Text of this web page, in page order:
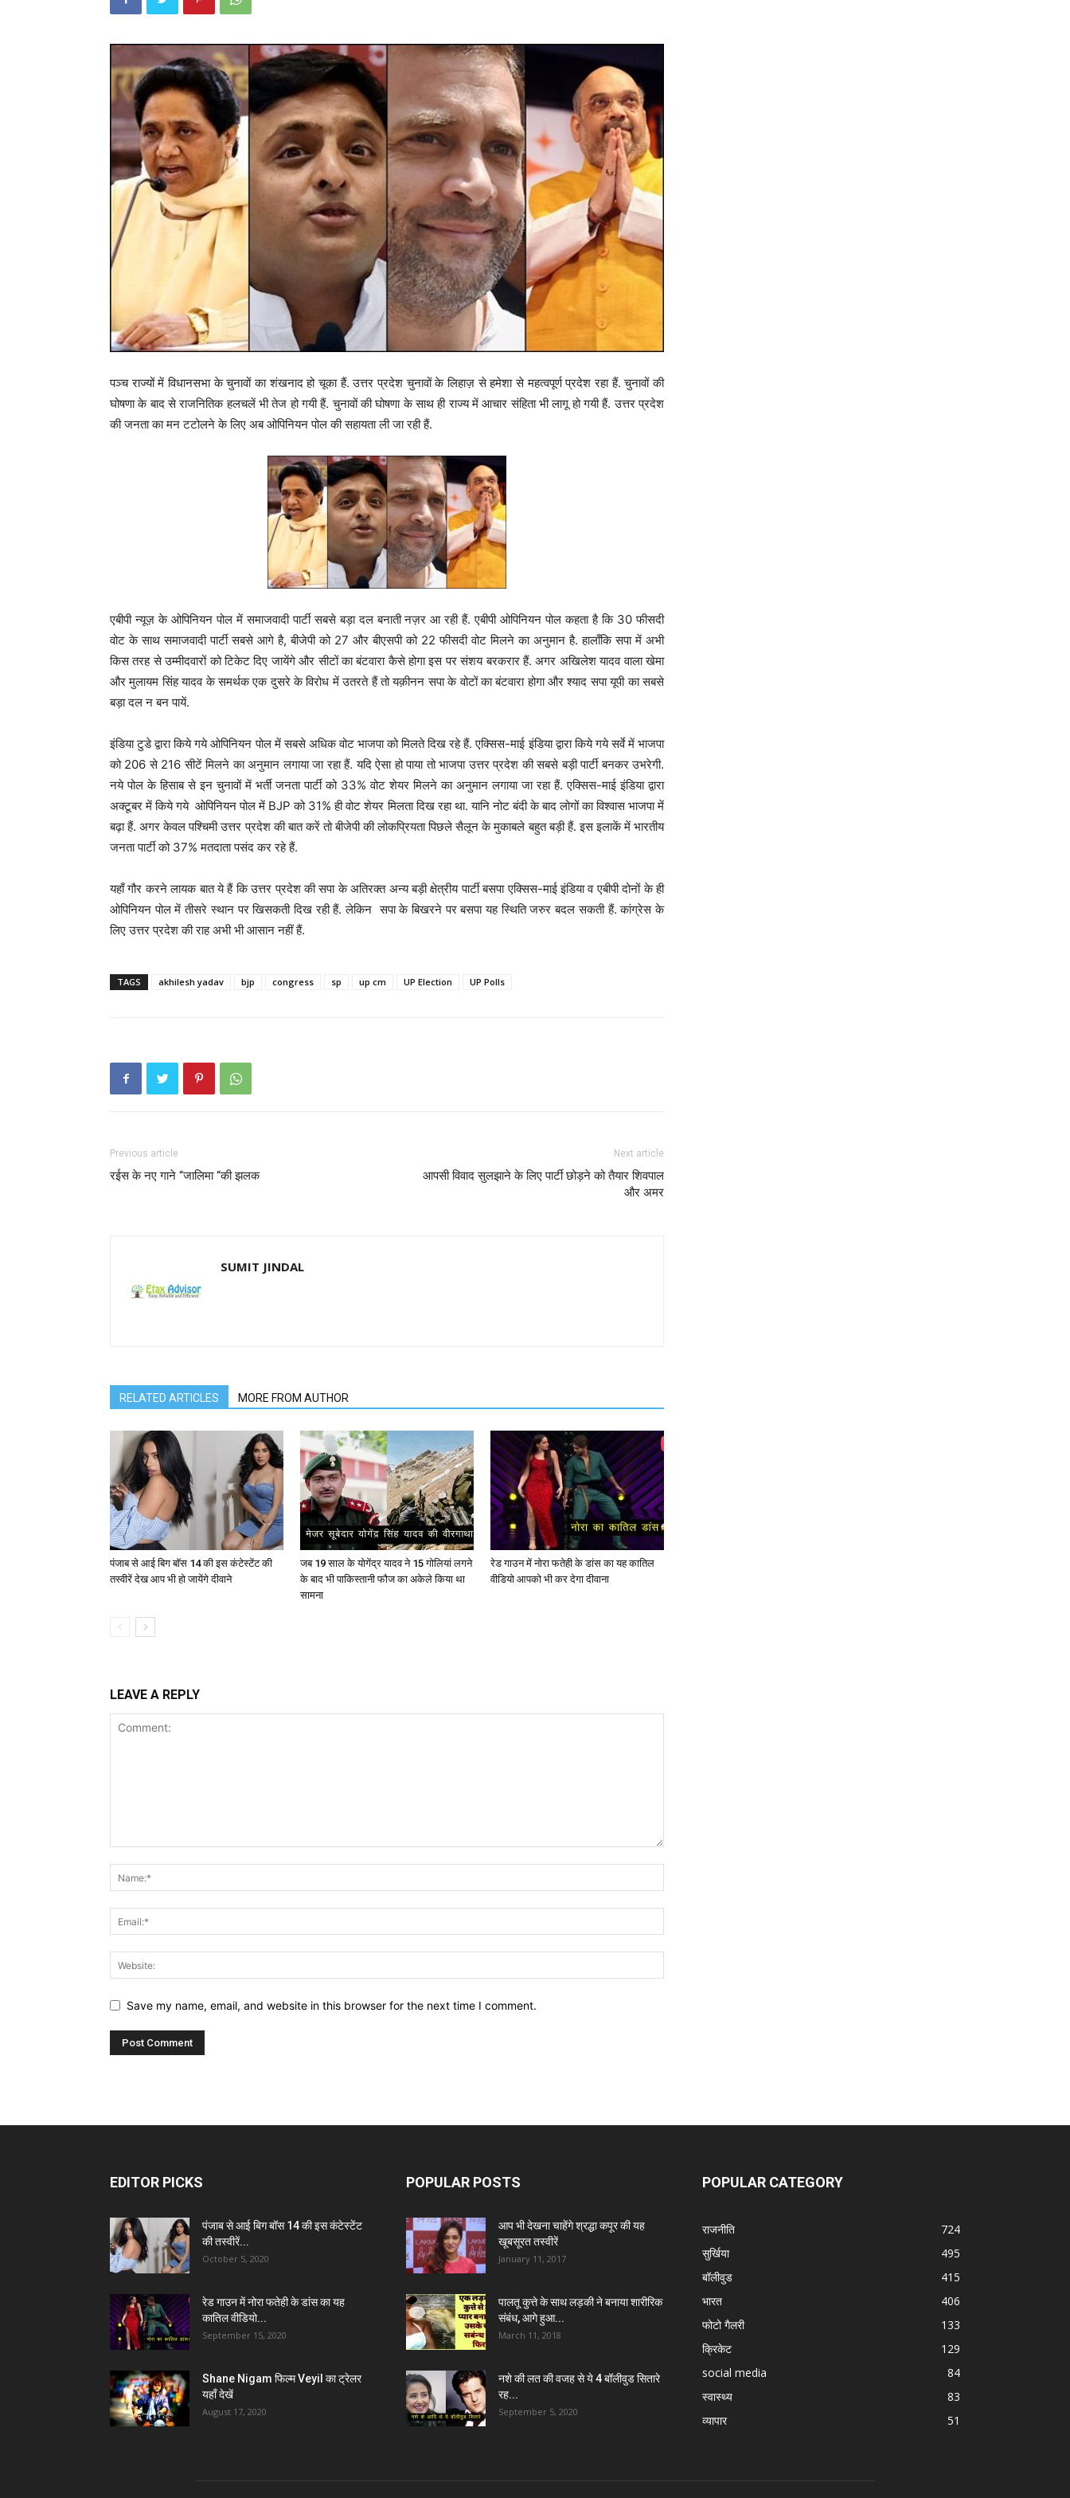
पञ्च राज्यों में विधानसभा के चुनावों का शंखनाद हो चूका हैं. उत्तर प्रदेश चुनावों के लिहाज़ से हमेशा से महत्वपूर्ण प्रदेश रहा हैं. चुनावों की
घोषणा के बाद से राजनितिक हलचलें भी तेज हो गयी हैं. चुनावों की घोषणा के साथ ही राज्य में आचार संहिता भी लागू हो गयी हैं. उत्तर प्रदेश
की जनता का मन टटोलने के लिए अब ओपिनियन पोल की सहायता ली जा रही हैं.
एबीपी न्यूज़ के ओपिनियन पोल में समाजवादी पार्टी सबसे बड़ा दल बनाती नज़र आ रही हैं. एबीपी ओपिनियन पोल कहता है कि 30 फीसदी
वोट के साथ समाजवादी पार्टी सबसे आगे है, बीजेपी को 27 और बीएसपी को 22 फीसदी वोट मिलने का अनुमान है. हालाँकि सपा में अभी
किस तरह से उम्मीदवारों को टिकेट दिए जायेंगे और सीटों का बंटवारा कैसे होगा इस पर संशय बरकरार हैं. अगर अखिलेश यादव वाला खेमा
और मुलायम सिंह यादव के समर्थक एक दुसरे के विरोध में उतरते हैं तो यक़ीनन सपा के वोटों का बंटवारा होगा और श्याद सपा यूपी का सबसे
बड़ा दल न बन पायें.
इंडिया टुडे द्वारा किये गये ओपिनियन पोल में सबसे अधिक वोट भाजपा को मिलते दिख रहे हैं. एक्सिस-माई इंडिया द्वारा किये गये सर्वे में भाजपा
को 206 से 216 सीटें मिलने का अनुमान लगाया जा रहा हैं. यदि ऐसा हो पाया तो भाजपा उत्तर प्रदेश की सबसे बड़ी पार्टी बनकर उभरेगी.
नये पोल के हिसाब से इन चुनावों में भर्ती जनता पार्टी को 33% वोट शेयर मिलने का अनुमान लगाया जा रहा हैं. एक्सिस-माई इंडिया द्वारा
अक्टूबर में किये गये ओपिनियन पोल में BJP को 31% ही वोट शेयर मिलता दिख रहा था. यानि नोट बंदी के बाद लोगों का विश्वास भाजपा में
बढ़ा हैं. अगर केवल पश्चिमी उत्तर प्रदेश की बात करें तो बीजेपी की लोकप्रियता पिछले सैलून के मुकाबले बहुत बड़ी हैं. इस इलाकें में भारतीय
जनता पार्टी को 37% मतदाता पसंद कर रहे हैं.
यहाँ गौर करने लायक बात ये हैं कि उत्तर प्रदेश की सपा के अतिरक्त अन्य बड़ी क्षेत्रीय पार्टी बसपा एक्सिस-माई इंडिया व एबीपी दोनों के ही
ओपिनियन पोल में तीसरे स्थान पर खिसकती दिख रही हैं. लेकिन सपा के बिखरने पर बसपा यह स्थिति जरुर बदल सकती हैं. कांग्रेस के
लिए उत्तर प्रदेश की राह अभी भी आसान नहीं हैं.
TAGS akhilesh yadav bjp congress sp up cm UP Election UP Polls
Previous article
रईस के नए गाने “जालिमा “की झलक
Next article
आपसी विवाद सुलझाने के लिए पार्टी छोड़ने को तैयार शिवपाल
और अमर
SUMIT JINDAL
RELATED ARTICLES MORE FROM AUTHOR
पंजाब से आई बिग बॉस 14 की इस कंटेस्टेंट की
तस्वीरें देख आप भी हो जायेंगे दीवाने
जब 19 साल के योगेंद्र यादव ने 15 गोलियां लगने
के बाद भी पाकिस्तानी फौज का अकेले किया था
सामना
रेड गाउन में नोरा फतेही के डांस का यह कातिल
वीडियो आपको भी कर देगा दीवाना
LEAVE A REPLY
Save my name, email, and website in this browser for the next time I comment.
EDITOR PICKS
पंजाब से आई बिग बॉस 14 की इस कंटेस्टेंट
की तस्वीरें...
October 5, 2020
रेड गाउन में नोरा फतेही के डांस का यह
कातिल वीडियो...
September 15, 2020
Shane Nigam फिल्म Veyil का ट्रेलर
यहाँ देखें
August 17, 2020
POPULAR POSTS
आप भी देखना चाहेंगे श्रद्धा कपूर की यह
खूबसूरत तस्वीरें
January 11, 2017
पालतू कुत्ते के साथ लड़की ने बनाया शारीरिक
संबंध, आगे हुआ...
March 11, 2018
नशे की लत की वजह से ये 4 बॉलीवुड सितारे
रह...
September 5, 2020
POPULAR CATEGORY
राजनीति
724
सुर्खिया
495
बॉलीवुड
415
भारत
406
फोटो गैलरी
133
क्रिकेट
129
social media
84
स्वास्थ्य
83
व्यापार
51